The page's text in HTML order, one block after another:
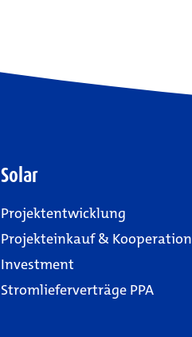
Solar
Projektentwicklung
Projekteinkauf & Kooperation
Investment
Stromlieferverträge PPA